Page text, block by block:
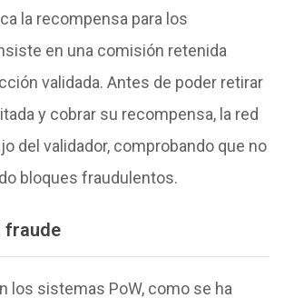
la recompensa para los
en una comisión retenida
validada. Antes de poder retirar
y cobrar su recompensa, la red
del validador, comprobando que no
bloques fraudulentos.
fraude
los sistemas PoW, como se ha